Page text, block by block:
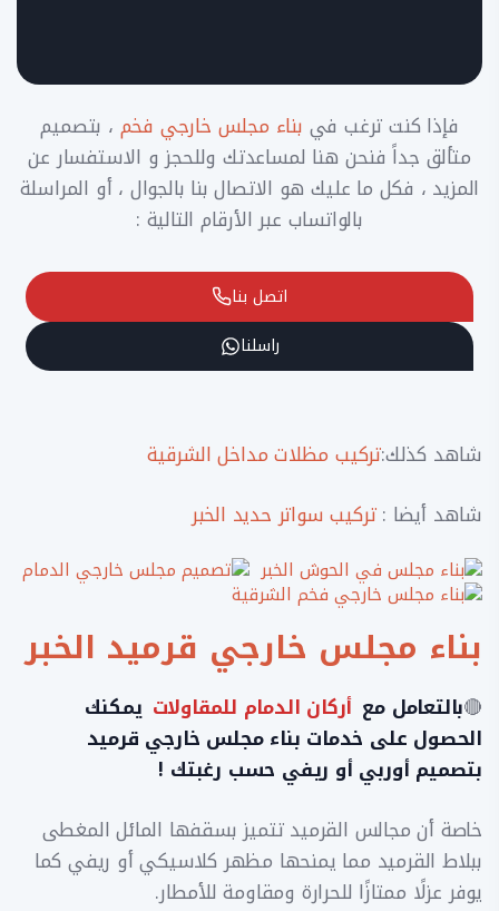
فإذا كنت ترغب في بناء مجلس خارجي فخم ، بتصميم
متألق جداً فنحن هنا لمساعدتك وللحجز و الاستفسار عن
المزيد ، فكل ما عليك هو الاتصال بنا بالجوال ، أو المراسلة
بالواتساب عبر الأرقام التالية :
اتصل بنا
راسلنا
شاهد كذلك:تركيب مظلات مداخل الشرقية
شاهد أيضا :تركيب سواتر حديد الخبر
بناء مجلس خارجي قرميد الخبر
🔴بالتعامل مع أركان الدمام للمقاولات يمكنك
الحصول على خدمات بناء مجلس خارجي قرميد
بتصميم أوربي أو ريفي حسب رغبتك !
خاصة أن مجالس القرميد تتميز بسقفها المائل المغطى
ببلاط القرميد مما يمنحها مظهر كلاسيكي أو ريفي كما
يوفر عزلًا ممتازًا للحرارة ومقاومة للأمطار.